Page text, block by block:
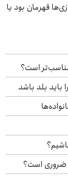
قهرمان بود یا
است؟
باید بلد باشد
ضروری است؟